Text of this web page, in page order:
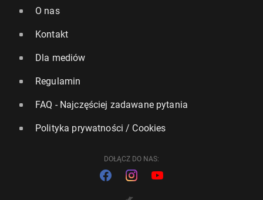
O nas
Kontakt
Dla mediów
Regulamin
FAQ - Najczęściej zadawane pytania
Polityka prywatności / Cookies
DOŁĄCZ DO NAS: